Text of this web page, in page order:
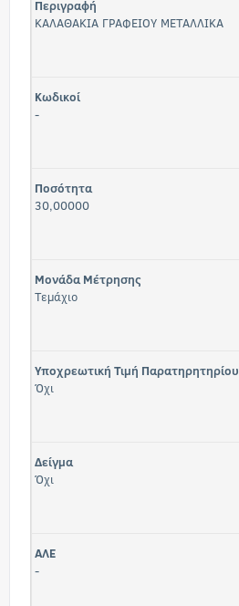
Περιγραφή
ΚΑΛΑΘΑΚΙΑ ΓΡΑΦΕΙΟΥ ΜΕΤΑΛΛΙΚΑ
Κωδικοί
-
Ποσότητα
30,00000
Μονάδα Μέτρησης
Τεμάχιο
Υποχρεωτική Τιμή Παρατηρητηρίου
Όχι
Δείγμα
Όχι
ΑΛΕ
-